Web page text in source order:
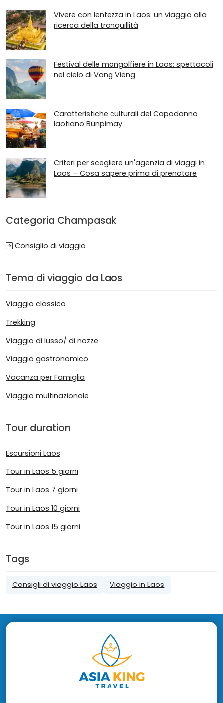
Vivere con lentezza in Laos: un viaggio alla
ricerca della tranquillità
Festival delle mongolfiere in Laos: spettacoli
nel cielo di Vang Vieng
Caratteristiche culturali del Capodanno
laotiano Bunpimay
Criteri per scegliere un'agenzia di viaggi in
Laos – Cosa sapere prima di prenotare
Categoria Champasak
Consiglio di viaggio
Tema di viaggio da Laos
Viaggio classico
Trekking
Viaggio di lusso/ di nozze
Viaggio gastronomico
Vacanza per Famiglia
Viaggio multinazionale
Tour duration
Escursioni Laos
Tour in Laos 5 giorni
Tour in Laos 7 giorni
Tour in Laos 10 giorni
Tour in Laos 15 giorni
Tags
Consigli di viaggio Laos Viaggio in Laos